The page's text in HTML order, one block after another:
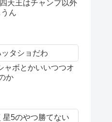
天王はチャンプ以外
ん
タショだわ
ャボとかいいつつオ
か
5のやつ勝てない